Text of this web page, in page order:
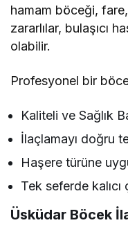
hamam böceği,
zararlılar, bulaşıcı
olabilir.
Profesyonel bir
Kaliteli ve Sağlık
İlaçlamayı doğru
Haşere türüne
Tek seferde
Üsküdar Böcek